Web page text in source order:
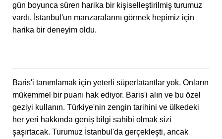
gün boyunca süren harika bir kişiselleştirilmiş turumuz
vardı. İstanbul'un manzaralarını görmek hepimiz için
harika bir deneyim oldu.
Baris'i tanımlamak için yeterli süperlatantlar yok. Onların
mükemmel bir puanı hak ediyor. Baris'i alın ve bu özel
geziyi kullanın. Türkiye'nin zengin tarihini ve ülkedeki
her yeri hakkında geniş bilgi sahibi olmak sizi
şaşırtacak. Turumuz İstanbul'da gerçekleşti, ancak